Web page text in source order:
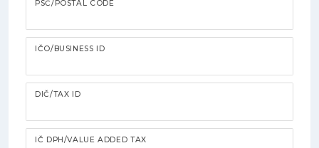
PSČ/POSTAL CODE
IČO/BUSINESS ID
DIČ/TAX ID
IČ DPH/VALUE ADDED TAX